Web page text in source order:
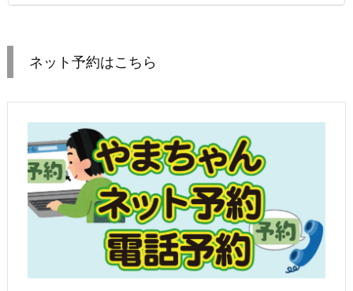
ネット予約はこちら